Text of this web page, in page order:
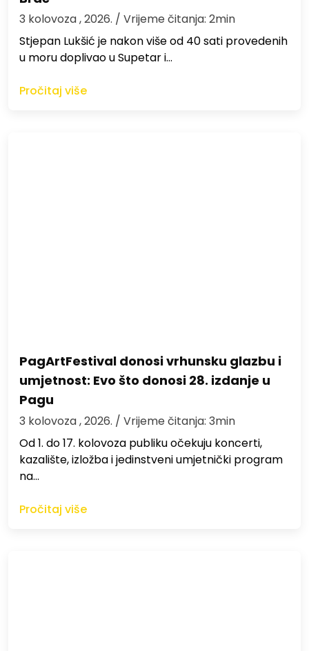
3 kolovoza , 2026. / Vrijeme čitanja: 2min
St​jepan Lukšić je nakon više od 40 sati provedenih
u moru doplivao u Supetar i…
Pročitaj više
PagArtFestival donosi vrhunsku glazbu i
umjetnost: Evo što donosi 28. izdanje u
Pagu
3 kolovoza , 2026. / Vrijeme čitanja: 3min
Od 1. do 17. kolovoza publiku očekuju koncerti,
kazalište, izložba i jedinstveni umjetnički program
na…
Pročitaj više